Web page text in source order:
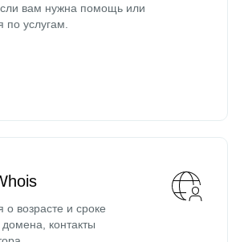
вам нужна помощь или
по услугам.
возрасте и сроке
домена, контакты